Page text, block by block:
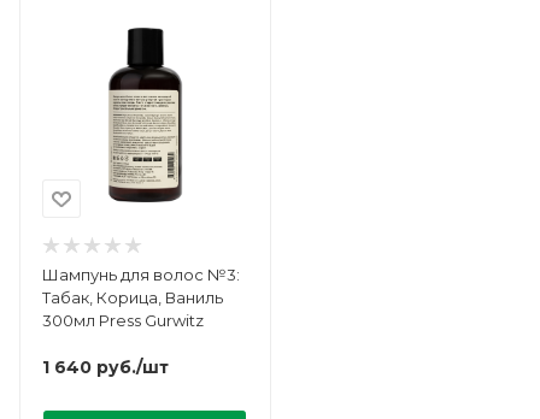
Шампунь для волос №3:
Табак, Корица, Ваниль
300мл Press Gurwitz
1 640 руб./шт